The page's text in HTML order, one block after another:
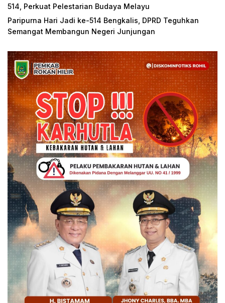
514, Perkuat Pelestarian Budaya Melayu
Paripurna Hari Jadi ke-514 Bengkalis, DPRD Teguhkan
Semangat Membangun Negeri Junjungan